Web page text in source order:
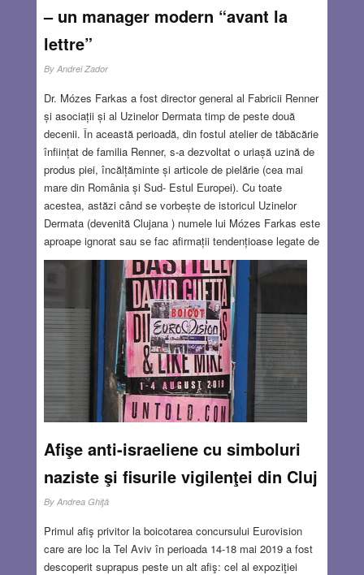
– un manager modern “avant la
lettre”
By Andrei Zador
Dr. Mózes Farkas a fost director general al Fabricii Renner
și asociații și al Uzinelor Dermata timp de peste două
decenii. În această perioadă, din fostul atelier de tăbăcărie
înființat de familia Renner, s-a dezvoltat o uriașă uzină de
produs piei, încălțăminte și articole de pielărie (cea mai
mare din România și Sud- Estul Europei). Cu toate
acestea, astăzi când se vorbește de istoricul Uzinelor
Dermata (devenită Clujana ) numele lui Mózes Farkas este
aproape ignorat sau se fac afirmații tendențioase legate de
persoana sa. În anul 2014 la Facultatea de Științe Juridice
a Universităţii Maghiare Sapientia s-a lansat proiectul de
cercetare cu titlul: De la fabrica de pielărie Renner la noul
capitalism. Conducătorul proiectului, prof. univ. dr.Veress
Emőd, a prezentat la simpozionul File din istoria evreimii
clujene, ediția a VI –a (mai 2017), primele rezultate ale
acestei cercetări care se desfășoară în continuare.
Această evocare dorește să aducă în atenția cititorului
viața și activitatea lui dr. Mózes Farkas, atât cât se poate
documenta la ora actuală.
Read more…
MAY 16, 2019 6 COMMENTS
Afişe anti-israeliene cu simboluri
naziste şi fisurile vigilenţei din Cluj
By Andrea Ghiţă
Primul afiş privitor la boicotarea concursului Eurovision
care are loc la Tel Aviv în perioada 14-18 mai 2019 a fost
descoperit suprapus peste un alt afiş: cel al expoziţiei